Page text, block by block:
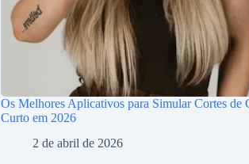
Os Melhores Aplicativos para Simular Cortes de
Curto em 2026
2 de abril de 2026